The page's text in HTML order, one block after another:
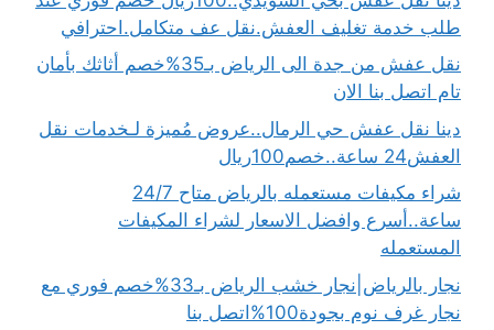
طلب خدمة تغليف العفش.نقل عف متكامل.احترافي
نقل عفش من جدة الى الرياض بـ35%خصم أثاثك بأمان
تام اتصل بنا الان
دينا نقل عفش حي الرمال..عروض مُميزة لـخدمات نقل
العفش24 ساعة..خصم100ريال
شراء مكيفات مستعمله بالرياض متاح 24/7
ساعة..أسرع وافضل الاسعار لشراء المكيفات
المستعمله
نجار بالرياض|نجار خشب الرياض بـ33%خصم فوري مع
نجار غرف نوم بجودة100%اتصل بنا